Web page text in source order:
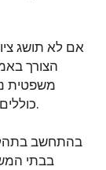
אם לא תושג
הצורך
משפטית
כוללים סעיפים המפרטים הליכים ליישוב סכסוכים.
בהתחשב
בבתי